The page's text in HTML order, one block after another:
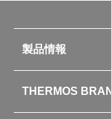
製品情報
水筒
お弁当
THERMOS